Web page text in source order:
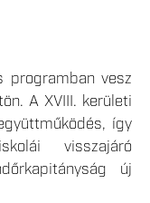
programban vesz
A XVIII. kerületi
így
visszajáró
új